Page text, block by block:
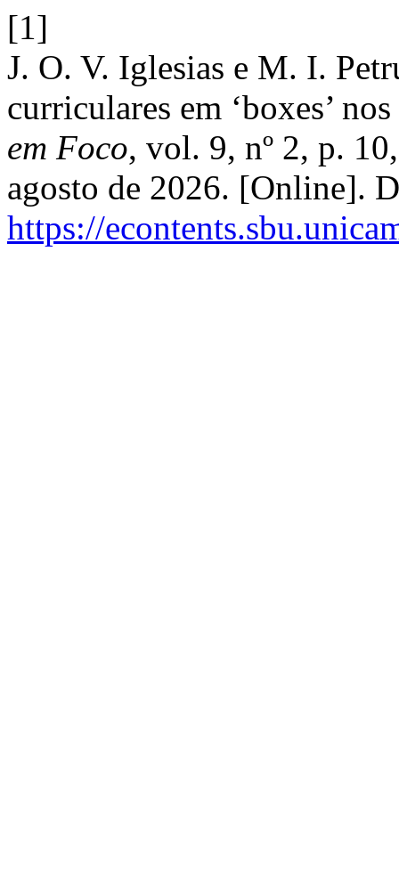
[1]
J. O. V. Iglesias e M. I.
curriculares em ‘boxes’
em Foco, vol. 9, nº 2, p.
agosto de 2026. [Online].
https://